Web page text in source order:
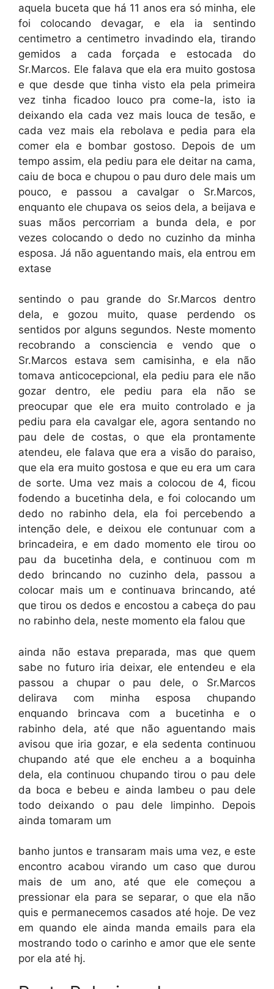
aquela buceta que há 11 anos era só minha, ele
foi colocando devagar, e ela ia sentindo
centimetro a centimetro invadindo ela, tirando
gemidos a cada forçada e estocada do
Sr.Marcos. Ele falava que ela era muito gostosa
e que desde que tinha visto ela pela primeira
vez tinha ficadoo louco pra come-la, isto ia
deixando ela cada vez mais louca de tesão, e
cada vez mais ela rebolava e pedia para ela
comer ela e bombar gostoso. Depois de um
tempo assim, ela pediu para ele deitar na cama,
caiu de boca e chupou o pau duro dele mais um
pouco, e passou a cavalgar o Sr.Marcos,
enquanto ele chupava os seios dela, a beijava e
suas mãos percorriam a bunda dela, e por
vezes colocando o dedo no cuzinho da minha
esposa. Já não aguentando mais, ela entrou em
extase
sentindo o pau grande do Sr.Marcos dentro
dela, e gozou muito, quase perdendo os
sentidos por alguns segundos. Neste momento
recobrando a consciencia e vendo que o
Sr.Marcos estava sem camisinha, e ela não
tomava anticocepcional, ela pediu para ele não
gozar dentro, ele pediu para ela não se
preocupar que ele era muito controlado e ja
pediu para ela cavalgar ele, agora sentando no
pau dele de costas, o que ela prontamente
atendeu, ele falava que era a visão do paraiso,
que ela era muito gostosa e que eu era um cara
de sorte. Uma vez mais a colocou de 4, ficou
fodendo a bucetinha dela, e foi colocando um
dedo no rabinho dela, ela foi percebendo a
intenção dele, e deixou ele contunuar com a
brincadeira, e em dado momento ele tirou oo
pau da bucetinha dela, e continuou com m
dedo brincando no cuzinho dela, passou a
colocar mais um e continuava brincando, até
que tirou os dedos e encostou a cabeça do pau
no rabinho dela, neste momento ela falou que
ainda não estava preparada, mas que quem
sabe no futuro iria deixar, ele entendeu e ela
passou a chupar o pau dele, o Sr.Marcos
delirava com minha esposa chupando
enquando brincava com a bucetinha e o
rabinho dela, até que não aguentando mais
avisou que iria gozar, e ela sedenta continuou
chupando até que ele encheu a a boquinha
dela, ela continuou chupando tirou o pau dele
da boca e bebeu e ainda lambeu o pau dele
todo deixando o pau dele limpinho. Depois
ainda tomaram um
banho juntos e transaram mais uma vez, e este
encontro acabou virando um caso que durou
mais de um ano, até que ele começou a
pressionar ela para se separar, o que ela não
quis e permanecemos casados até hoje. De vez
em quando ele ainda manda emails para ela
mostrando todo o carinho e amor que ele sente
por ela até hj.